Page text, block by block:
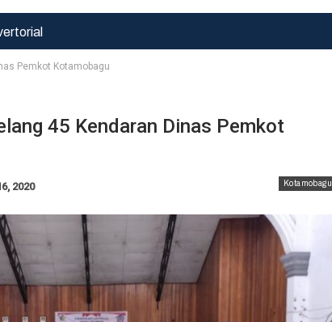
Pemkot Kotamobagu
45 Kendaran Dinas Pemkot
Kotamobagu
2020
Korban
Di
Hukrim
FKPPI Minta
MA…